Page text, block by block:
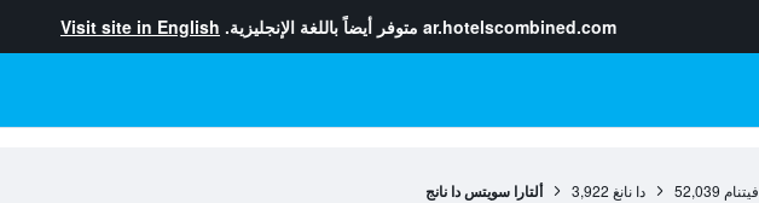
ar.hotelscombined.com متوفر أيضاً باللغة الإنجليزية. Visit site in English
فيتنام 52,039 دا نانغ 3,922 ألتارا سويتس دا نانج